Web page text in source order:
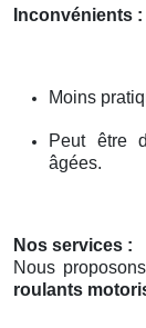
Inconvénients :
Moins
Peut être
âgées.
Nos services :
Nous
roulants